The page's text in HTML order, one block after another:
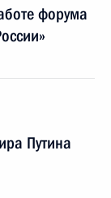
форума
Путина